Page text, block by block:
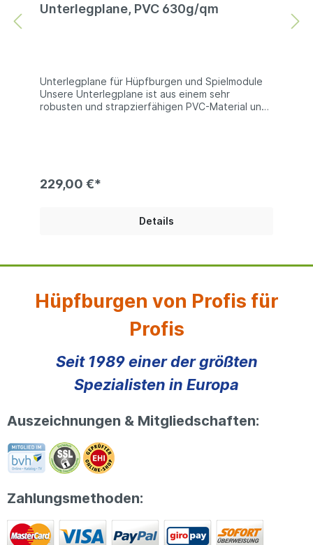
Unterlegplane, PVC 630g/qm
Unterlegplane für Hüpfburgen und Spielmodule
Unsere Unterlegplane ist aus einem sehr
robusten und strapzierfähigen PVC-Material und
den Produktfotos handelt es sich um Beispiel, die
Farben der gelieferten Ware können abweichen.
229,00 €*
Details
Hüpfburgen von Profis für
Profis
Seit 1989 einer der größten
Spezialisten in Europa
Auszeichnungen & Mitgliedschaften:
Zahlungsmethoden: